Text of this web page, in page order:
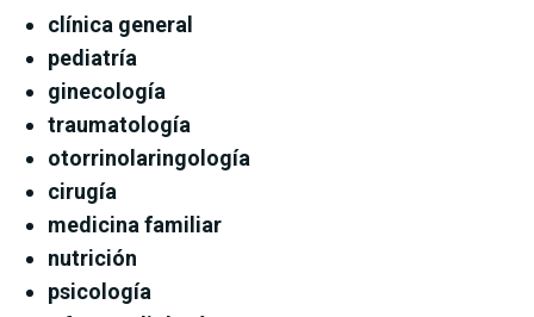
clínica general
pediatría
ginecología
traumatología
otorrinolaringología
cirugía
medicina familiar
nutrición
psicología